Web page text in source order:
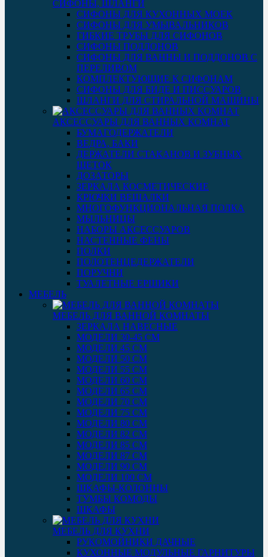
СИФОНЫ, ШЛАНГИ
СИФОНЫ ДЛЯ КУХОННЫХ МОЕК
СИФОНЫ ДЛЯ УМЫВАЛЬНИКОВ
ГИБКИЕ ТРУБЫ ДЛЯ СИФОНОВ
СИФОНЫ ПОДДОНОВ
СИФОНЫ ДЛЯ ВАННЫ И ПОДДОНОВ С
ПЕРЕЛИВОМ
КОМПЛЕКТУЮЩИЕ К СИФОНАМ
СИФОНЫ ДЛЯ БИДЕ И ПИССУАРОВ
ШЛАНГИ ДЛЯ СТИРАЛЬНОЙ МАШИНЫ
АКСЕССУАРЫ ДЛЯ ВАННЫХ КОМНАТ
БУМАГОДЕРЖАТЕЛИ
ВЕДРА, БАКИ
ДЕРЖАТЕЛИ СТАКАНОВ И ЗУБНЫХ
ЩЕТОК
ДОЗАТОРЫ
ЗЕРКАЛА КОСМЕТИЧЕСКИЕ
КРЮЧКИ ВЕШАЛКИ
МНОГОФУНКЦИОНАЛЬНАЯ ПОЛКА
МЫЛЬНИЦЫ
НАБОРЫ АКСЕССУАРОВ
НАСТЕННЫЕ ФЕНЫ
ПОЛКИ
ПОЛОТЕНЦЕДЕРЖАТЕЛИ
ПОРУЧНИ
ТУАЛЕТНЫЕ ЕРШИКИ
МЕБЕЛЬ
МЕБЕЛЬ ДЛЯ ВАННОЙ КОМНАТЫ
ЗЕРКАЛА НАВЕСНЫЕ
МОДЕЛИ 30-45 СМ
МОДЕЛИ 45 СМ
МОДЕЛИ 50 СМ
МОДЕЛИ 55 СМ
МОДЕЛИ 60 СМ
МОДЕЛИ 65 СМ
МОДЕЛИ 70 СМ
МОДЕЛИ 75 СМ
МОДЕЛИ 80 СМ
МОДЕЛИ 82 СМ
МОДЕЛИ 85 СМ
МОДЕЛИ 87 СМ
МОДЕЛИ 90 СМ
МОДЕЛИ 100 СМ
ШКАФЫ-КОЛОННЫ
ТУМБЫ КОМОДЫ
ШКАФЫ
МЕБЕЛЬ ДЛЯ КУХНИ
РУКОМОЙНИКИ ДАЧНЫЕ
КУХОННЫЕ МОДУЛЬНЫЕ ГАРНИТУРЫ